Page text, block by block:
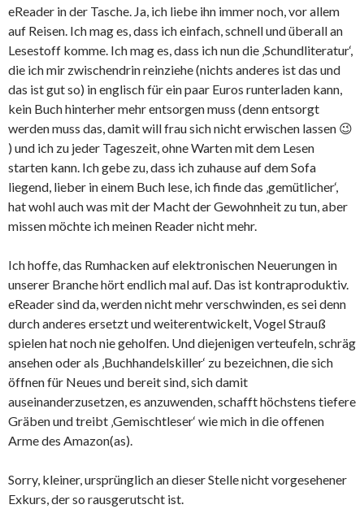
eReader in der Tasche. Ja, ich liebe ihn immer noch, vor allem
auf Reisen. Ich mag es, dass ich einfach, schnell und überall an
Lesestoff komme. Ich mag es, dass ich nun die ‚Schundliteratur‘,
die ich mir zwischendrin reinziehe (nichts anderes ist das und
das ist gut so) in englisch für ein paar Euros runterladen kann,
kein Buch hinterher mehr entsorgen muss (denn entsorgt
werden muss das, damit will frau sich nicht erwischen lassen 😉
) und ich zu jeder Tageszeit, ohne Warten mit dem Lesen
starten kann. Ich gebe zu, dass ich zuhause auf dem Sofa
liegend, lieber in einem Buch lese, ich finde das ‚gemütlicher‘,
hat wohl auch was mit der Macht der Gewohnheit zu tun, aber
missen möchte ich meinen Reader nicht mehr.
Ich hoffe, das Rumhacken auf elektronischen Neuerungen in
unserer Branche hört endlich mal auf. Das ist kontraproduktiv.
eReader sind da, werden nicht mehr verschwinden, es sei denn
durch anderes ersetzt und weiterentwickelt, Vogel Strauß
spielen hat noch nie geholfen. Und diejenigen verteufeln, schräg
ansehen oder als ‚Buchhandelskiller‘ zu bezeichnen, die sich
öffnen für Neues und bereit sind, sich damit
auseinanderzusetzen, es anzuwenden, schafft höchstens tiefere
Gräben und treibt ‚Gemischtleser‘ wie mich in die offenen
Arme des Amazon(as).
Sorry, kleiner, ursprünglich an dieser Stelle nicht vorgesehener
Exkurs, der so rausgerutscht ist.